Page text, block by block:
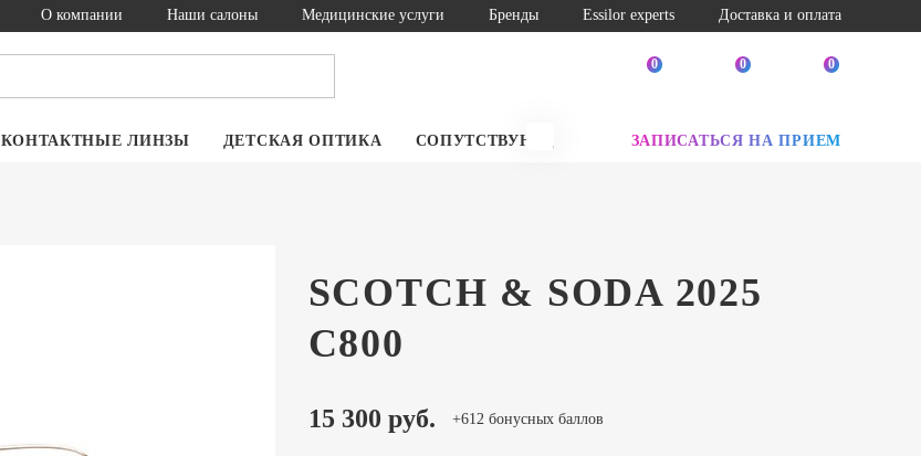
О компании Наши салоны Медицинские услуги Бренды Essilor experts Доставка и оплата
0 0 0
КОНТАКТНЫЕ ЛИНЗЫ ДЕТСКАЯ ОПТИКА СОПУТСТВУЮЩИЕ ТОВАРЫ SALE
ЗАПИСАТЬСЯ НА ПРИЕМ
SCOTCH & SODA 2025
C800
15 300 руб. +612 бонусных баллов